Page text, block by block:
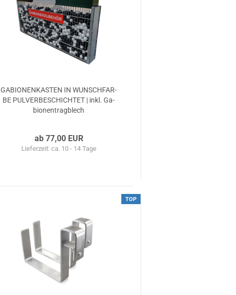
GA­BIO­NEN­KAS­TEN IN WUNSCH­FAR­
BE PUL­VER­BE­SCHICH­TET | inkl. Ga­
bio­nen­trag­blech
ab 77,00 EUR
Lieferzeit: ca. 10 - 14 Tage
TOP